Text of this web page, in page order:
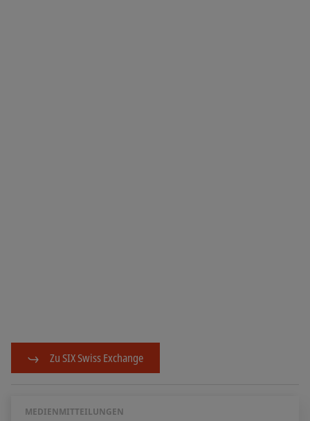
Zu SIX Swiss Exchange
MEDIENMITTEILUNGEN